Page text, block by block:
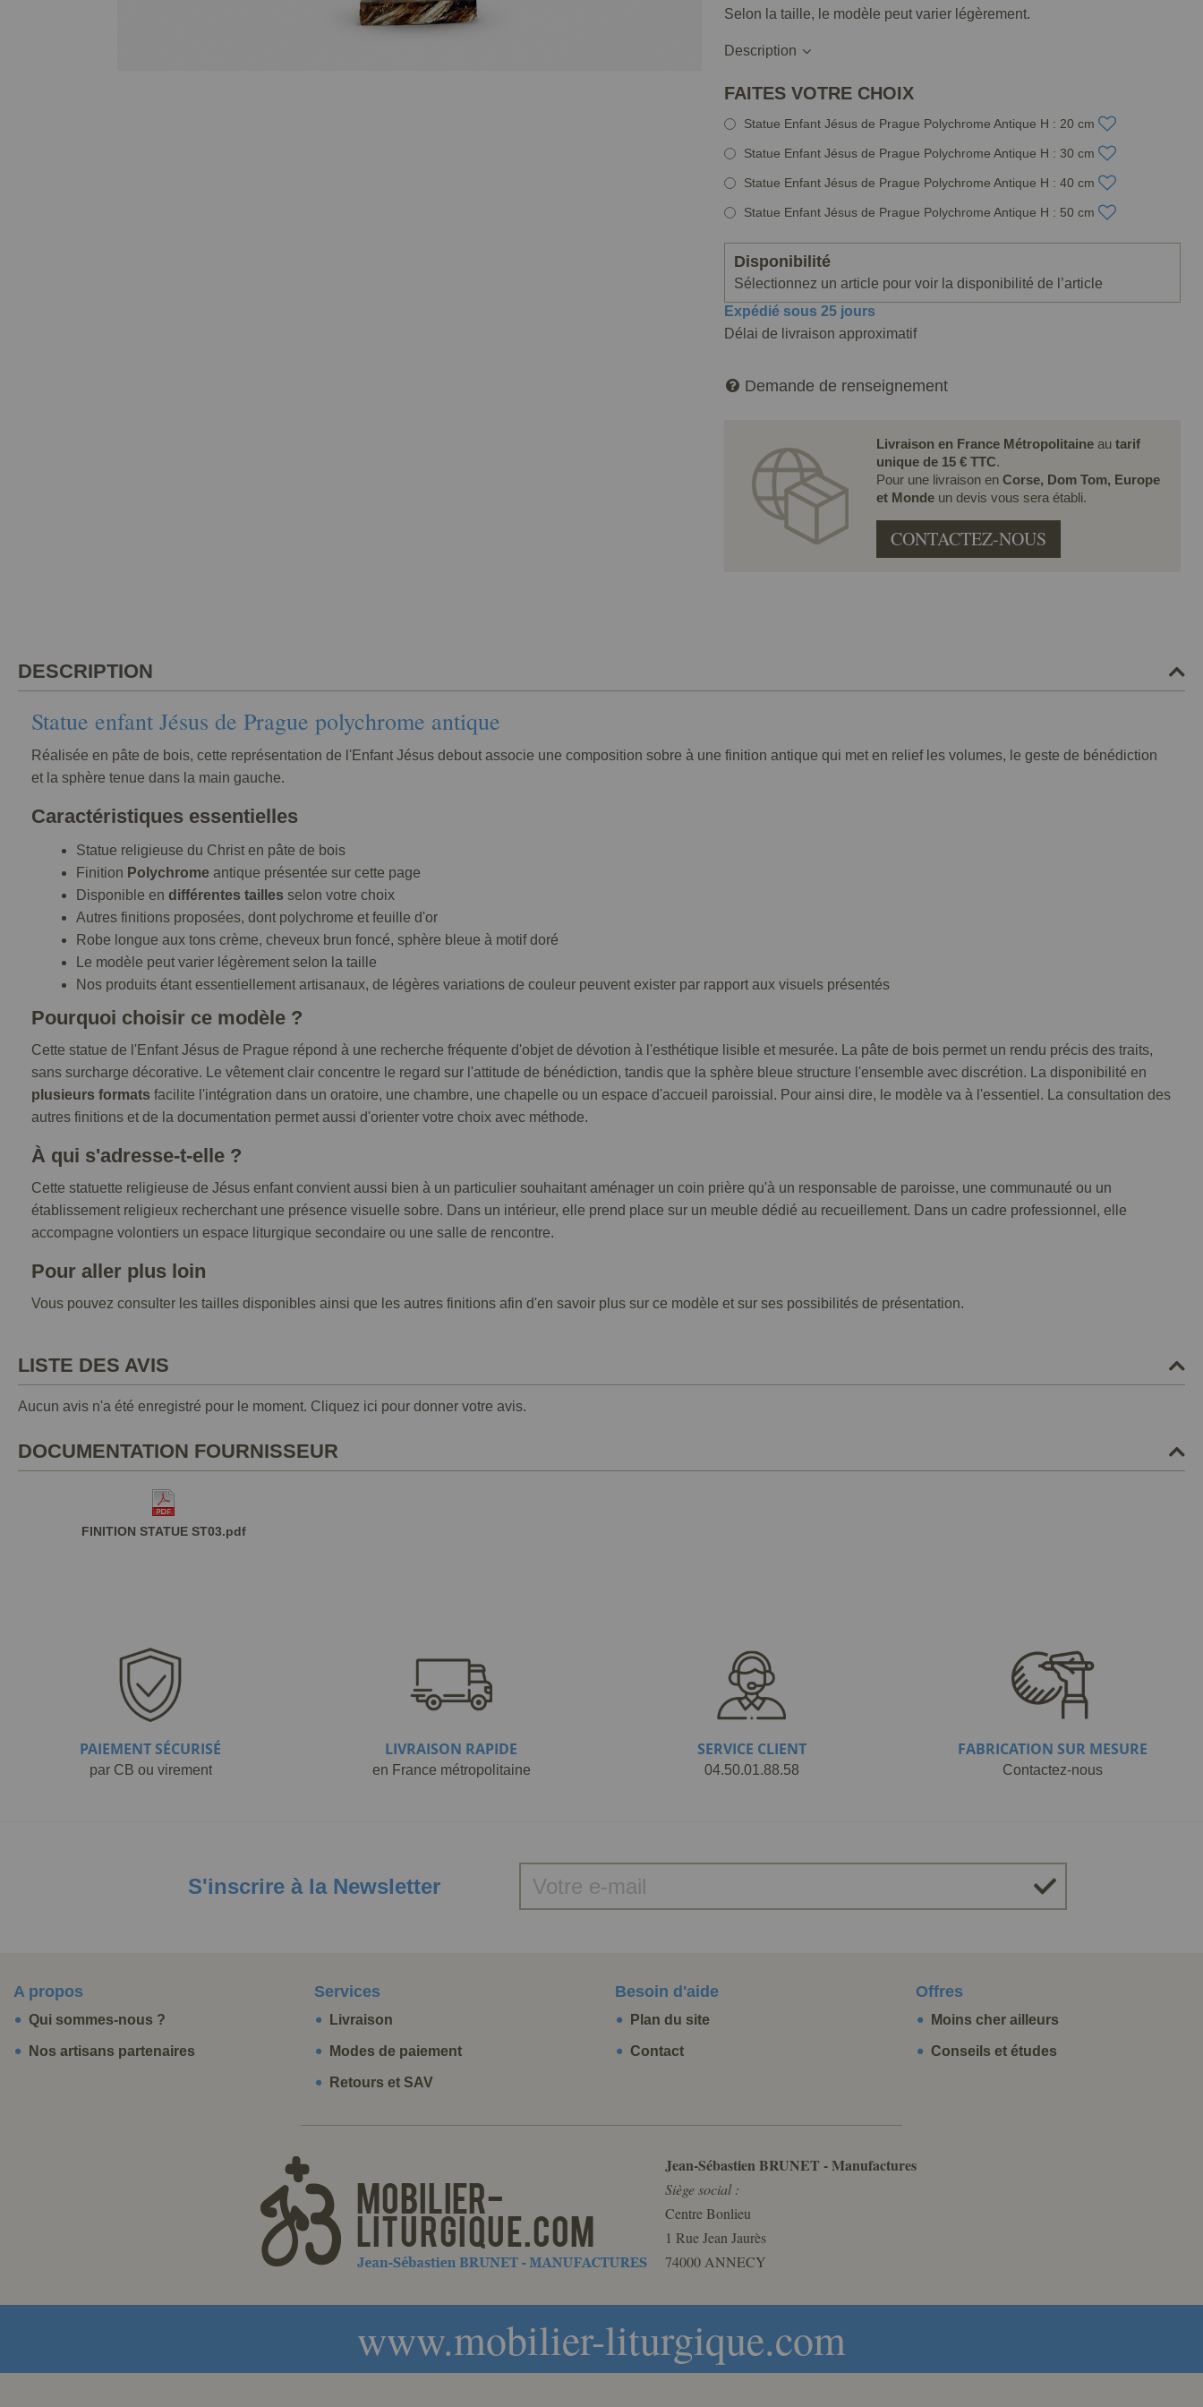
Selon la taille, le modèle peut varier légèrement.
Description
FAITES VOTRE CHOIX
Statue Enfant Jésus de Prague Polychrome Antique H : 20 cm
Statue Enfant Jésus de Prague Polychrome Antique H : 30 cm
Statue Enfant Jésus de Prague Polychrome Antique H : 40 cm
Statue Enfant Jésus de Prague Polychrome Antique H : 50 cm
Disponibilité
Sélectionnez un article pour voir la disponibilité de l’article
Expédié sous 25 jours
Délai de livraison approximatif
Demande de renseignement
Livraison en France Métropolitaineau tarif
unique de 15 € TTC.
Pour une livraison en Corse, Dom Tom, Europe
et Monde un devis vous sera établi.
CONTACTEZ-NOUS
DESCRIPTION
Statue enfant Jésus de Prague polychrome antique
Réalisée en pâte de bois, cette représentation de l'Enfant Jésus debout associe une composition sobre à une finition antique qui met en relief les volumes, le geste de bénédiction
et la sphère tenue dans la main gauche.
Caractéristiques essentielles
Statue religieuse du Christ en pâte de bois
Finition Polychrome antique présentée sur cette page
Disponible en différentes tailles selon votre choix
Autres finitions proposées, dont polychrome et feuille d'or
Robe longue aux tons crème, cheveux brun foncé, sphère bleue à motif doré
Le modèle peut varier légèrement selon la taille
Nos produits étant essentiellement artisanaux, de légères variations de couleur peuvent exister par rapport aux visuels présentés
Pourquoi choisir ce modèle ?
Cette statue de l'Enfant Jésus de Prague répond à une recherche fréquente d'objet de dévotion à l'esthétique lisible et mesurée. La pâte de bois permet un rendu précis des traits,
sans surcharge décorative. Le vêtement clair concentre le regard sur l'attitude de bénédiction, tandis que la sphère bleue structure l'ensemble avec discrétion. La disponibilité en
plusieurs formats facilite l'intégration dans un oratoire, une chambre, une chapelle ou un espace d'accueil paroissial. Pour ainsi dire, le modèle va à l'essentiel. La consultation des
autres finitions et de la documentation permet aussi d'orienter votre choix avec méthode.
À qui s'adresse-t-elle ?
Cette statuette religieuse de Jésus enfant convient aussi bien à un particulier souhaitant aménager un coin prière qu'à un responsable de paroisse, une communauté ou un
établissement religieux recherchant une présence visuelle sobre. Dans un intérieur, elle prend place sur un meuble dédié au recueillement. Dans un cadre professionnel, elle
accompagne volontiers un espace liturgique secondaire ou une salle de rencontre.
Pour aller plus loin
Vous pouvez consulter les tailles disponibles ainsi que les autres finitions afin d'en savoir plus sur ce modèle et sur ses possibilités de présentation.
LISTE DES AVIS
Aucun avis n'a été enregistré pour le moment. Cliquez ici pour donner votre avis.
DOCUMENTATION FOURNISSEUR
FINITION STATUE ST03.pdf
PAIEMENT SÉCURISÉ
par CB ou virement
LIVRAISON RAPIDE
en France métropolitaine
SERVICE CLIENT
04.50.01.88.58
FABRICATION SUR MESURE
Contactez-nous
S'inscrire à la Newsletter
A propos
Qui sommes-nous ?
Nos artisans partenaires
Services
Livraison
Modes de paiement
Retours et SAV
Besoin d'aide
Plan du site
Contact
Offres
Moins cher ailleurs
Conseils et études
Jean-Sébastien BRUNET - Manufactures
Siège social :
Centre Bonlieu
1 Rue Jean Jaurès
74000 ANNECY
www.mobilier-liturgique.com